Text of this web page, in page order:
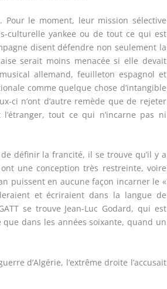
Pour le moment, leur mission sélective
culturelle yankee ou de tout ce qui est
disent défendre non seulement la
serait moins menacée si elle devait
allemand, feuilleton espagnol et
comme quelque chose d’intangible
ci n’ont d’autre remède que de rejeter
tout ce qui n’incarne pas ni
définir la francité, il se trouve qu’il y a
une conception très restreinte, voire
puissent en aucune façon incarner le «
et écriraient dans la langue de
se trouve Jean-Luc Godard, qui est
dans les années soixante, quand un
d’Algérie, l’extrême droite l’accusait